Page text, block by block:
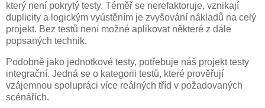
který není pokrytý testy. Téměř se nerefaktoruje, vznikají
duplicity a logickým vyústěním je zvyšování nákladů na celý
projekt. Bez testů není možné aplikovat některé z dále
popsaných technik.
Podobně jako jednotkové testy, potřebuje náš projekt testy
integrační. Jedná se o kategorii testů, které prověřují
vzájemnou spolupráci více reálných tříd v požadovaných
scénářích.